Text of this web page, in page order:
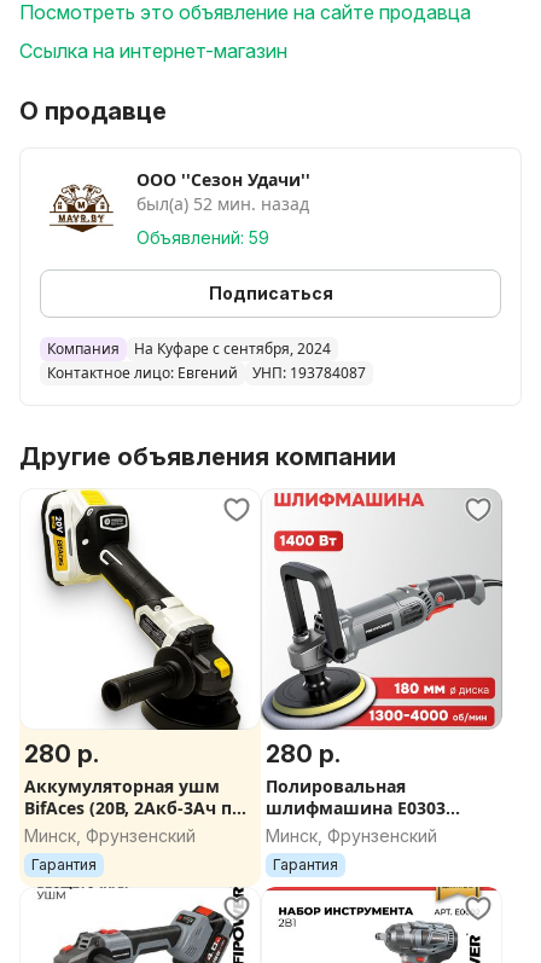
-----------------------------------------------------------
-----------------------------------------------------------
Технические Характеристики:
Электронная регулировка частоты вращения ----
есть
Плавный пуск ---- есть
Светодиодная подсветка ---- есть
Диаметр диска, мм ---- 225
Длина сетевого кабеля, м ---- 3
Посмотреть это объявление на сайте продавца
Ссылка на интернет-магазин
О продавце
ООО ''Сезон Удачи''
был(а) 52 мин. назад
Объявлений: 59
Подписаться
Компания
На Куфаре с сентября, 2024
Контактное лицо: Евгений
УНП: 193784087
Другие объявления компании
280 р.
Аккумуляторная ушм
BifAces (20В, 2Акб-3Ач под
Makita, 3 режима
скорости, KickBack
Control, в кейсе )
Минск, Фрунзенский
Гарантия
280 р.
Полировальная
шлифмашина E0303
PROFIPOWER УПМ-180
(180мм, 1400Вт, 1300-
4000об/мин)
Минск, Фрунзенский
Гарантия